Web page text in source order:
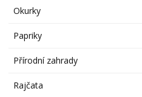
Okurky
Papriky
Přírodní zahrady
Rajčata